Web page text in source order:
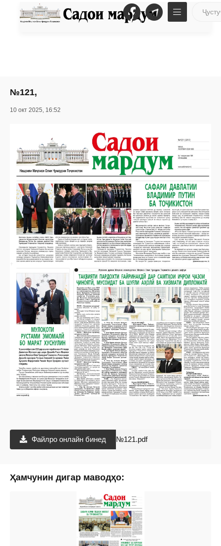
№121,
10 окт 2025, 16:52
Файлро онлайн бинед №121.pdf
Ҳамчунин дигар маводҳо: